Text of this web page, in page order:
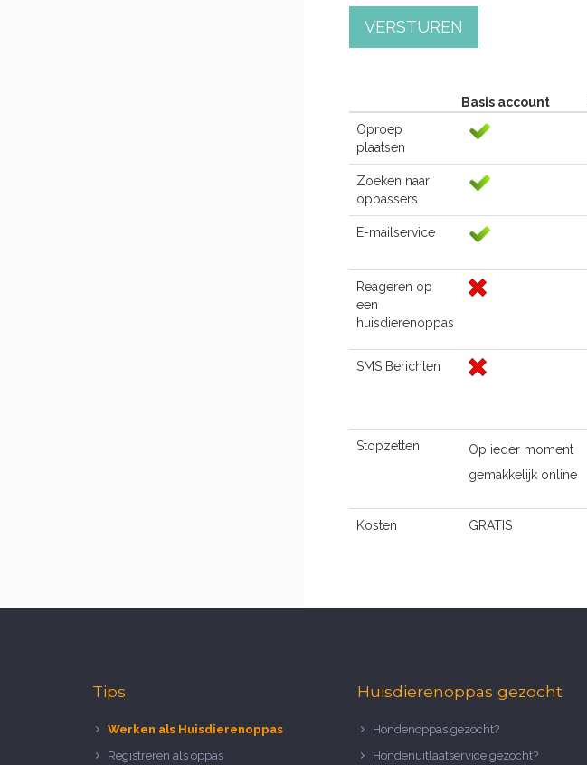
VERSTUREN
Basis account
Oproep
plaatsen
Zoeken naar
oppassers
E-mailservice
Reageren op
een
huisdierenoppas
SMS Berichten
Stopzetten
Op ieder moment
gemakkelijk online
Kosten GRATIS
Tips
Werken als Huisdierenoppas
Registreren als oppas
Huisdierenoppas gezocht
Hondenoppas gezocht?
Hondenuitlaatservice gezocht?